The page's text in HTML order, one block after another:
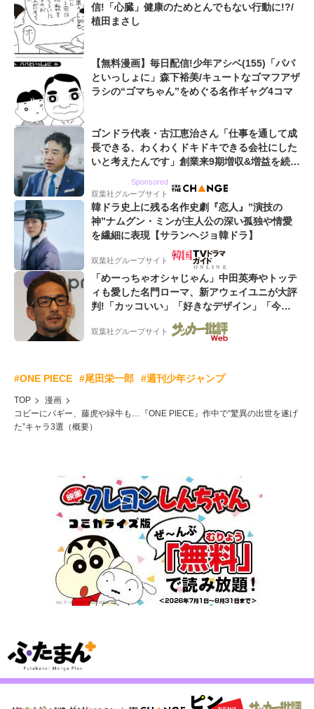
信!「心臓」健康のためとんでもない行動に!?/
植田まさし
【無料漫画】毎日配信!少年アシベ(155)「パパ
といっしょに」森下裕美/キュートなゴマフアザ
ラシの“ゴマちゃん”をめぐる名作ギャグ4コマ
ゴンドラ代表・古江恵治さん「仕事を通して成
長できる、わくわくドキドキできる会社にした
いと考えたんです」創業来9期増収&増益を続け
Sponsored
双葉社グループサイト
韓ドラ史上に残る名作史劇『恋人』”演技の
神”ナムグン・ミンが主人公の深い孤独や情愛
を繊細に表現【サランヘジョ韓ドラ】
双葉社グループサイト
「めーっちゃオシャじゃん」中田英寿やトッテ
ィも愛した名門ローマ、新アウェイユニが大評
判!「カッコいい」「好きなデザイン」「今年
双葉社グループサイト
#ONE PIECE #尾田栄一郎 #週刊少年ジャンプ
TOP
漫画
コビーにバギー、藤虎や緑牛も…『ONE PIECE』作中で“驚異の出世を遂げ
た”キャラ3選（概要）